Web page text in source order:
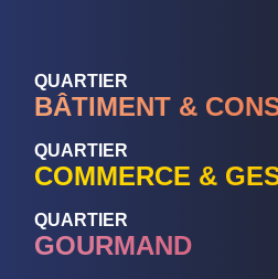
QUARTIER
BÂTIMENT &
QUARTIER
COMMERCE &
QUARTIER
GOURMAND